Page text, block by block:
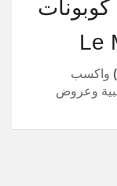
كود خصم لي مور 2026 كوبونات
واكسب
طبية وعروض